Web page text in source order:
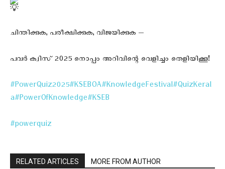
ചിന്തിക്കുക, പരീക്ഷിക്കുക, വിജയിക്കുക —
പവർ ക്വിസ്‌ 2025 നൊപ്പം അറിവിന്റെ വെളിച്ചം തെളിയിക്കൂ!
#PowerQuiz2025#KSEBOA#KnowledgeFestival#QuizKeral
a#PowerOfKnowledge#KSEB
#powerquiz
RELATED ARTICLES MORE FROM AUTHOR